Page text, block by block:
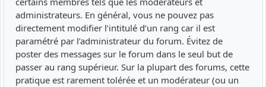
administrateurs. En général, vous ne pouvez pas
directement modifier l’intitulé d’un rang car il est
paramétré par l’administrateur du forum. Évitez de
poster des messages sur le forum dans le seul but de
passer au rang supérieur. Sur la plupart des forums, cette
pratique est rarement tolérée et un modérateur (ou un